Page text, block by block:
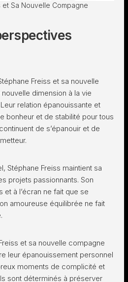
et Sa Nouvelle Compagne
Freiss et sa nouvelle
dimension à la vie
relation épanouissante et
bonheur et de stabilité pour tous
de s’épanouir et de
Stéphane Freiss maintient sa
projets passionnants. Son
à l’écran ne fait que se
amoureuse équilibrée ne fait
et sa nouvelle compagne
leur épanouissement personnel
moments de complicité et
sont déterminés à préserver